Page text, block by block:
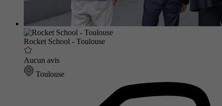
Rocket School - Toulouse
Aucun avis
Toulouse